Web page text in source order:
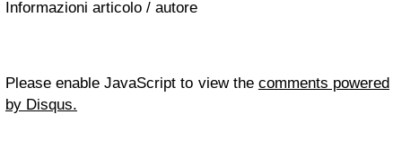
Informazioni articolo / autore
Please enable JavaScript to view the comments powered
by Disqus.